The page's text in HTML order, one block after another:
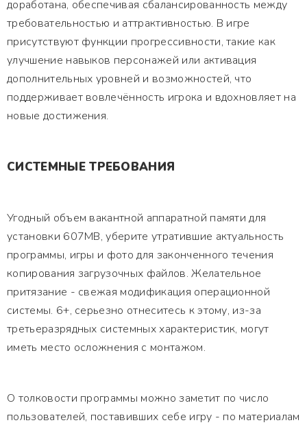
доработана, обеспечивая сбалансированность между
требовательностью и аттрактивностью. В игре
присутствуют функции прогрессивности, такие как
улучшение навыков персонажей или активация
дополнительных уровней и возможностей, что
поддерживает вовлечённость игрока и вдохновляет на
новые достижения.
СИСТЕМНЫЕ ТРЕБОВАНИЯ
Угодный объем вакантной аппаратной памяти для
установки 607MB, уберите утратившие актуальность
программы, игры и фото для законченного течения
копирования загрузочных файлов. Желательное
притязание - свежая модификация операционной
системы. 6+, серьезно отнеситесь к этому, из-за
третьеразрядных системных характеристик, могут
иметь место осложнения с монтажом.
О толковости программы можно заметит по число
пользователей, поставивших себе игру - по материалам